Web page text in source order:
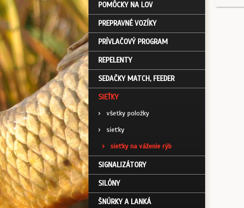
POMÔCKY NA LOV
PREPRAVNÉ VOZÍKY
PRÍVLAČOVÝ PROGRAM
REPELENTY
SEDAČKY MATCH, FEEDER
SIEŤKY
›
všetky položky
›
sieťky
›
sieťky na váženie rýb
SIGNALIZÁTORY
SILÓNY
ŠNÚRKY A LANKÁ